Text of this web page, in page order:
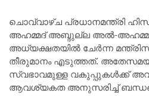
ചൊവ്വാഴ്ച പ്രധാനമന്ത്രി
അഹമ്മദ് അബ്ദുല്ല അൽ-
അധ്യക്ഷതയിൽ ചേർന്ന
തീരുമാനം എടുത്തത്.
സ്വഭാവമുള്ള വകുപ്പുകൾക്ക്
ആവശ്യകത അനുസരിച്ച്